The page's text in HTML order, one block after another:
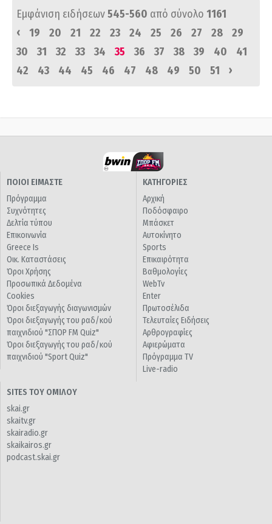
Εμφάνιση ειδήσεων545-560 από σύνολο 1161
‹
19 20 21 22 23 24 25 26 27 28
29
30
31 32 33 34 35 36 37 38 39 40
41
42
43 44 45 46 47 48 49 50 51 ›
ΠΟΙΟΙ ΕΙΜΑΣΤΕ
Πρόγραμμα
Συχνότητες
Δελτία τύπου
Επικοινωνία
Greece Is
Οικ. Καταστάσεις
Όροι Χρήσης
Προσωπικά Δεδομένα
Cookies
Όροι διεξαγωγής διαγωνισμών
Όροι διεξαγωγής του ραδ/κού
παιχνιδιού "ΣΠΟΡ FM Quiz"
Όροι διεξαγωγής του ραδ/κού
παιχνιδιού "Sport Quiz"
ΚΑΤΗΓΟΡΙΕΣ
Αρχική
Ποδόσφαιρο
Μπάσκετ
Αυτοκίνητο
Sports
Επικαιρότητα
Βαθμολογίες
WebTv
Enter
Πρωτοσέλιδα
Τελευταίες Ειδήσεις
Αρθρογραφίες
Αφιερώματα
Πρόγραμμα TV
Live-radio
SITES ΤΟΥ ΟΜΙΛΟΥ
skai.gr
skaitv.gr
skairadio.gr
skaikairos.gr
podcast.skai.gr